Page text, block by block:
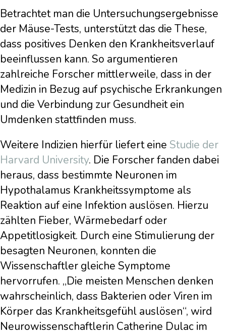
Betrachtet man die Untersuchungsergebnisse
der Mäuse-Tests, unterstützt das die These,
dass positives Denken den Krankheitsverlauf
beeinflussen kann. So argumentieren
zahlreiche Forscher mittlerweile, dass in der
Medizin in Bezug auf psychische Erkrankungen
und die Verbindung zur Gesundheit ein
Umdenken stattfinden muss.
Weitere Indizien hierfür liefert eine Studie der
Harvard University. Die Forscher fanden dabei
heraus, dass bestimmte Neuronen im
Hypothalamus Krankheitssymptome als
Reaktion auf eine Infektion auslösen. Hierzu
zählten Fieber, Wärmebedarf oder
Appetitlosigkeit. Durch eine Stimulierung der
besagten Neuronen, konnten die
Wissenschaftler gleiche Symptome
hervorrufen. „Die meisten Menschen denken
wahrscheinlich, dass Bakterien oder Viren im
Körper das Krankheitsgefühl auslösen“, wird
Neurowissenschaftlerin Catherine Dulac im